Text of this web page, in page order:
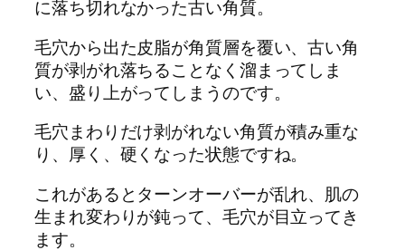
に落ち切れなかった古い角質。
毛穴から出た皮脂が角質層を覆い、古い角
質が剥がれ落ちることなく溜まってしま
い、盛り上がってしまうのです。
毛穴まわりだけ剥がれない角質が積み重な
り、厚く、硬くなった状態ですね。
これがあるとターンオーバーが乱れ、肌の
生まれ変わりが鈍って、毛穴が目立ってき
ます。